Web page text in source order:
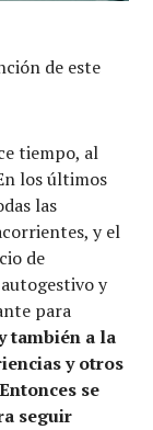
de este
tiempo, al
los últimos
las
y el
de
y
para
también a la
y otros
se
seguir